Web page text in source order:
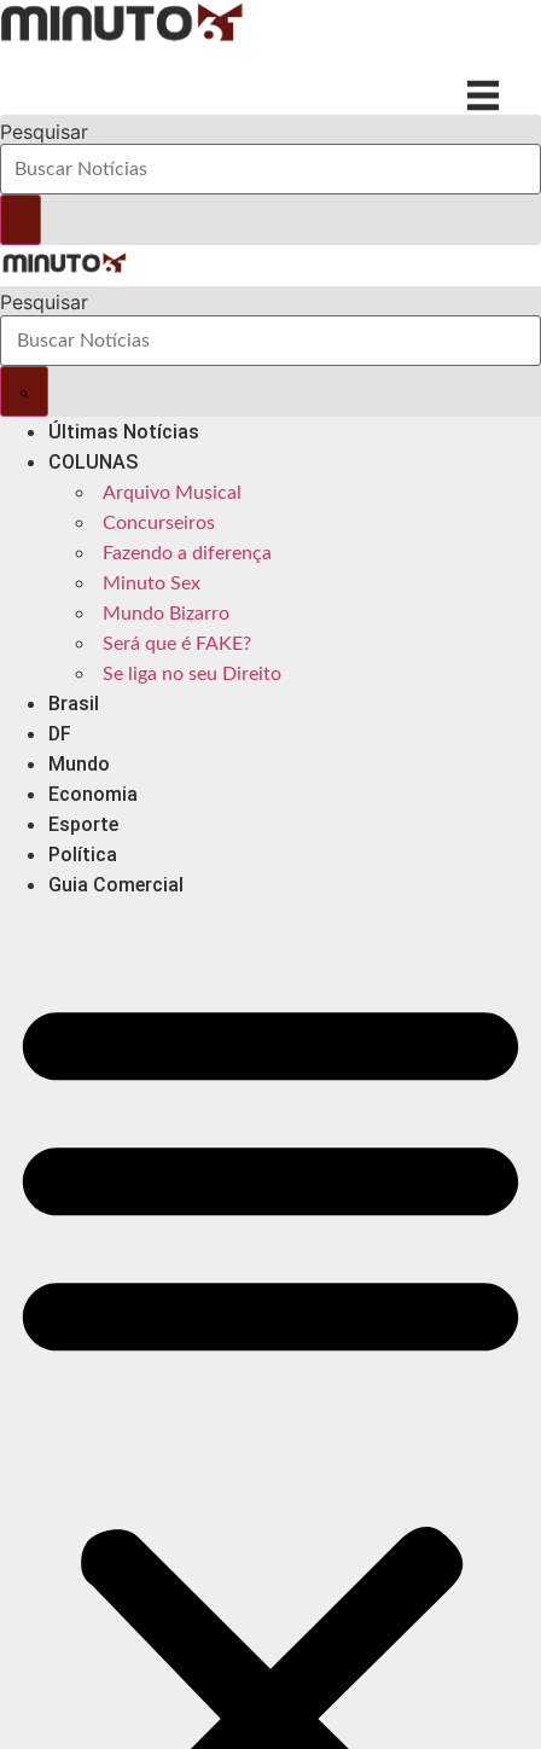
Ir
para
Pesquisar
Pesquisar
Últimas Notícias
COLUNAS
Arquivo Musical
Concurseiros
Fazendo a diferença
Minuto Sex
Mundo Bizarro
Será que é FAKE?
Se liga no seu Direito
Brasil
DF
Mundo
Economia
Esporte
Política
Guia Comercial